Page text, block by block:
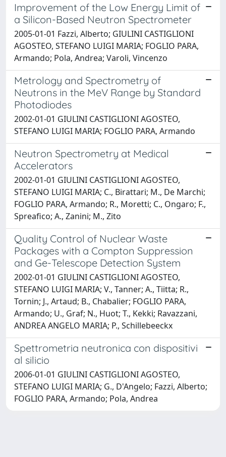
Improvement of the Low Energy Limit of
a Silicon-Based Neutron Spectrometer
2005-01-01 Fazzi, Alberto; GIULINI CASTIGLIONI
AGOSTEO, STEFANO LUIGI MARIA; FOGLIO PARA,
Armando; Pola, Andrea; Varoli, Vincenzo
Metrology and Spectrometry of
Neutrons in the MeV Range by Standard
Photodiodes
2002-01-01 GIULINI CASTIGLIONI AGOSTEO,
STEFANO LUIGI MARIA; FOGLIO PARA, Armando
Neutron Spectrometry at Medical
Accelerators
2002-01-01 GIULINI CASTIGLIONI AGOSTEO,
STEFANO LUIGI MARIA; C., Birattari; M., De Marchi;
FOGLIO PARA, Armando; R., Moretti; C., Ongaro; F.,
Spreafico; A., Zanini; M., Zito
Quality Control of Nuclear Waste
Packages with a Compton Suppression
and Ge-Telescope Detection System
2002-01-01 GIULINI CASTIGLIONI AGOSTEO,
STEFANO LUIGI MARIA; V., Tanner; A., Tiitta; R.,
Tornin; J., Artaud; B., Chabalier; FOGLIO PARA,
Armando; U., Graf; N., Huot; T., Kekki; Ravazzani,
ANDREA ANGELO MARIA; P., Schillebeeckx
Spettrometria neutronica con dispositivi
al silicio
2006-01-01 GIULINI CASTIGLIONI AGOSTEO,
STEFANO LUIGI MARIA; G., D'Angelo; Fazzi, Alberto;
FOGLIO PARA, Armando; Pola, Andrea